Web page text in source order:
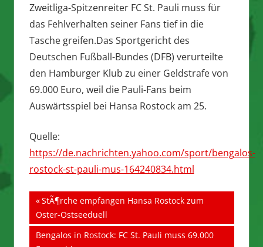
Zweitliga-Spitzenreiter FC St. Pauli muss für
das Fehlverhalten seiner Fans tief in die
Tasche greifen.Das Sportgericht des
Deutschen Fußball-Bundes (DFB) verurteilte
den Hamburger Klub zu einer Geldstrafe von
69.000 Euro, weil die Pauli-Fans beim
Auswärtsspiel bei Hansa Rostock am 25.
Quelle:
https://de.nachrichten.yahoo.com/sport/bengalos-
rostock-st-pauli-mus-164240834.html
Beitragsnavigation
Vorheriger
Beitrag:
StÃ¶rche empfangen Hansa Rostock zum
Oster-Ostseeduell
Nächster
Bengalos in Rostock: FC St. Pauli muss 69.000